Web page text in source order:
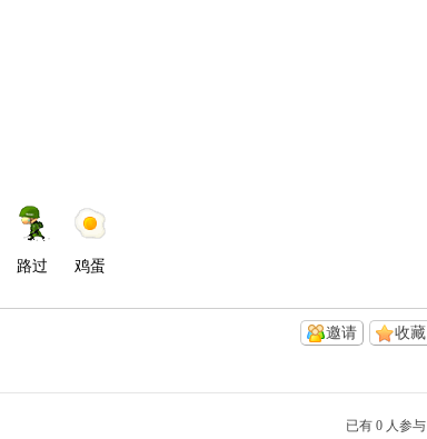
路过 鸡蛋
收藏
邀请
已有 0 人参与